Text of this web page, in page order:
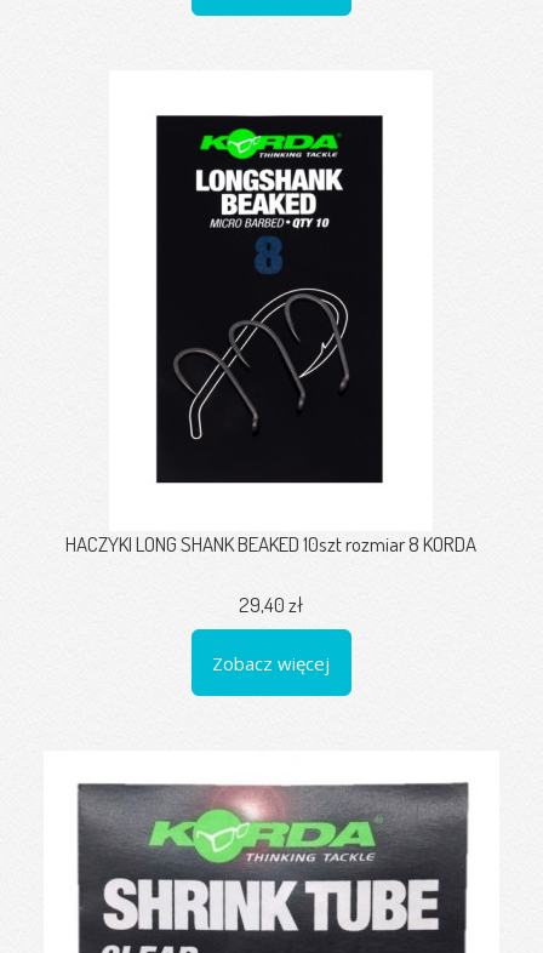
HACZYKI LONG SHANK BEAKED 10szt rozmiar 8 KORDA
29,40 zł
Zobacz więcej